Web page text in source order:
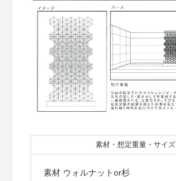
素材・想定重量・サイズ
素材 ウォルナットor杉